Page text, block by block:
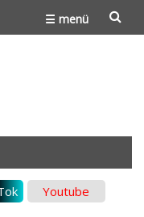
☰ menü
Youtube